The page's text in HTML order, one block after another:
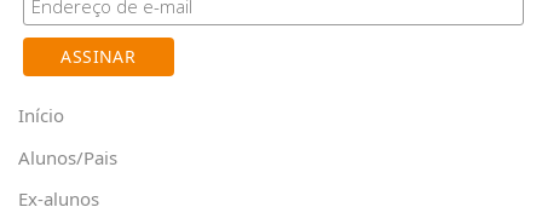
Início
Alunos/Pais
Ex-alunos